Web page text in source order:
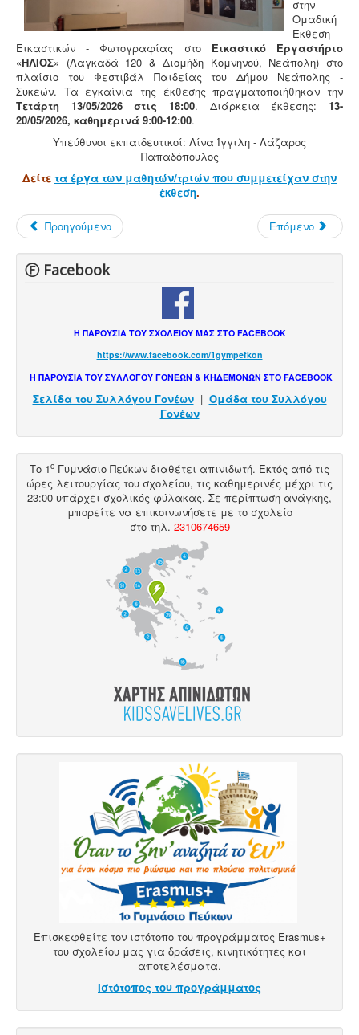
στην
Ομαδική
Έκθεση
Εικαστικών - Φωτογραφίας στο Εικαστικό Εργαστήριο
«ΗΛΙΟΣ» (Λαγκαδά 120 & Διομήδη Κομνηνού, Νεάπολη) στο
πλαίσιο του Φεστιβάλ Παιδείας του Δήμου Νεάπολης -
Συκεών. Τα εγκαίνια της έκθεσης πραγματοποιήθηκαν την
Τετάρτη 13/05/2026 στις 18:00. Διάρκεια έκθεσης: 13-
20/05/2026, καθημερινά 9:00-12:00.
Υπεύθυνοι εκπαιδευτικοί: Λίνα Ίγγιλη - Λάζαρος
Παπαδόπουλος
Δείτε τα έργα των μαθητών/τριών που συμμετείχαν στην
έκθεση.
Προηγούμενο Επόμενο
Ⓕ Facebook
Η ΠΑΡΟΥΣΙΑ ΤΟΥ ΣΧΟΛΕΙΟΥ ΜΑΣ ΣΤΟ FACEBOOK
https://www.facebook.com/1gympefkon
Η ΠΑΡΟΥΣΙΑ ΤΟΥ ΣΥΛΛΟΓΟΥ ΓΟΝΕΩΝ & ΚΗΔΕΜΟΝΩΝ ΣΤΟ FACEBOOK
Σελίδα του Συλλόγου Γονέων| Ομάδα του Συλλόγου
Γονέων
Το 1ο Γυμνάσιο Πεύκων διαθέτει απινιδωτή. Εκτός από τις
ώρες λειτουργίας του σχολείου, τις καθημερινές μέχρι τις
23:00 υπάρχει σχολικός φύλακας. Σε περίπτωση ανάγκης,
μπορείτε να επικοινωνήσετε με το σχολείο
στο τηλ. 2310674659
Επισκεφθείτε τον ιστότοπο του προγράμματος Erasmus+
του σχολείου μας για δράσεις, κινητικότητες και
αποτελέσματα.
Ιστότοπος του προγράμματος